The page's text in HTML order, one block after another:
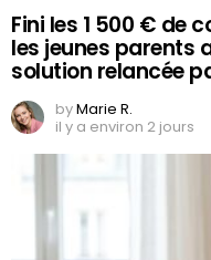
Fini les 1 500 € de
les jeunes parents
solution relancée
byMarie R.
il y a environ 2 jours